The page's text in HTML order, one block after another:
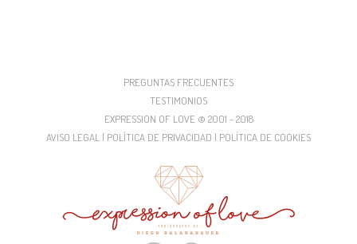
PREGUNTAS FRECUENTES
TESTIMONIOS
EXPRESSION OF LOVE © 2001 - 2018
AVISO LEGAL | POLÍTICA DE PRIVACIDAD | POLÍTICA DE COOKIES